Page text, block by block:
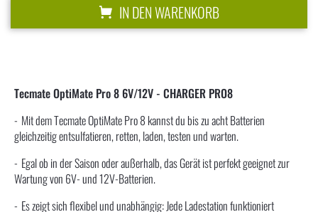
IN DEN WARENKORB
Tecmate OptiMate Pro 8 6V/12V - CHARGER PRO8
Mit dem Tecmate OptiMate Pro 8 kannst du bis zu acht Batterien
gleichzeitig entsulfatieren, retten, laden, testen und warten.
Egal ob in der Saison oder außerhalb, das Gerät ist perfekt geeignet zur
Wartung von 6V- und 12V-Batterien.
Es zeigt sich flexibel und unabhängig: Jede Ladestation funktioniert